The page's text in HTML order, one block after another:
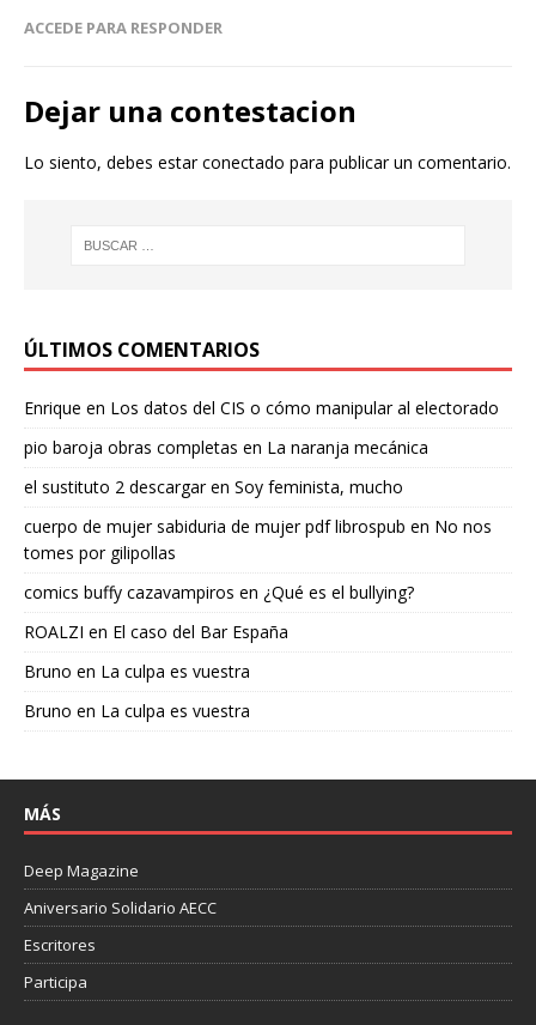
ACCEDE PARA RESPONDER
Dejar una contestacion
Lo siento, debes estarconectado para publicar un comentario.
ÚLTIMOS COMENTARIOS
Enrique en Los datos del CIS o cómo manipular al electorado
pio baroja obras completas en La naranja mecánica
el sustituto 2 descargaren Soy feminista, mucho
cuerpo de mujer sabiduria de mujer pdf librospub en No nos
tomes por gilipollas
comics buffy cazavampiros en ¿Qué es el bullying?
ROALZI en El caso del Bar España
Bruno en La culpa es vuestra
Bruno en La culpa es vuestra
MÁS
Deep Magazine
Aniversario Solidario AECC
Escritores
Participa